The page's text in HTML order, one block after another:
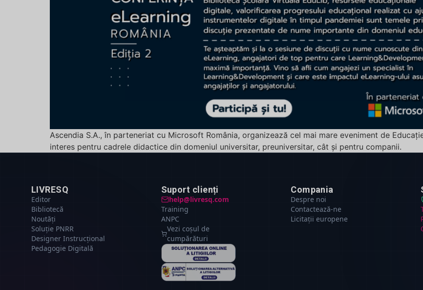
Ascendia S.A., în parteneriat cu Microsoft România, organizează cel mai mare eveniment de
interes pentru cadrele didactice din domeniul universitar, preuniversitar, cât și pentru companii.
LIVRESQ
Editor
Bibliotecă
Noutăți
Soluție PNRR
Designer Instrucțional
Pedagogie Digitală
Suport clienți
help@livresq.com
Training
ANPC
Vezi coșul de
cumpărături
Compania
Despre noi
Contactează-ne
Licitații europene